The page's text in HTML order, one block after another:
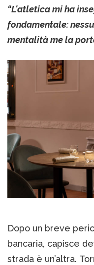
“L'atletica mi ha
fondamentale:
mentalità me la
Dopo un breve
bancaria, capisce
strada è un’altra.